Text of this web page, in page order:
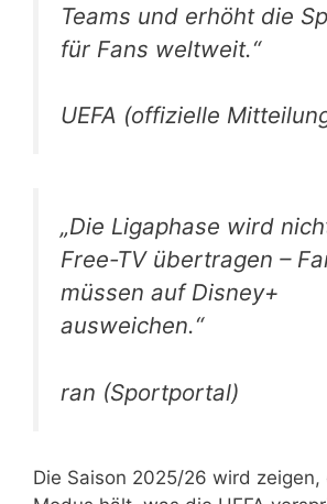
Teams und erhöht die
für Fans weltweit.“
UEFA (offizielle
„Die Ligaphase wird
Free-TV übertragen –
müssen auf Disney+
ausweichen.“
ran (Sportportal)
Die Saison 2025/26 wird zeigen,